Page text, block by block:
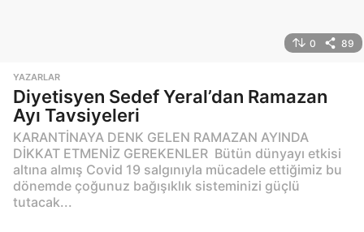
0 89
YAZARLAR
Diyetisyen Sedef Yeral’dan Ramazan
Ayı Tavsiyeleri
KARANTİNAYA DENK GELEN RAMAZAN AYINDA
DİKKAT ETMENİZ GEREKENLER Bütün dünyayı etkisi
altına almış Covid 19 salgınıyla mücadele ettiğimiz bu
dönemde çoğunuz bağışıklık sisteminizi güçlü
tutacak...